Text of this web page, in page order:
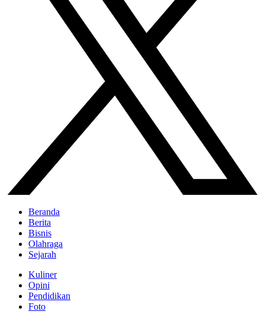
Beranda
Berita
Bisnis
Olahraga
Sejarah
Kuliner
Opini
Pendidikan
Foto